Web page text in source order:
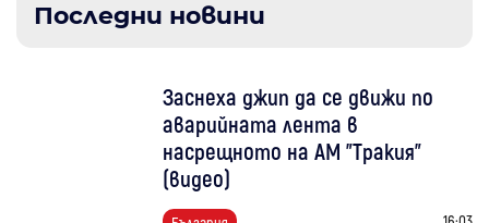
Последни новини
Заснеха джип да се движи по
аварийната лента в
насрещното на АМ "Тракия"
(видео)